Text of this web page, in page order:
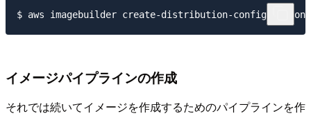
イメージパイプラインの作成
それでは続いてイメージを作成するためのパイプラインを作